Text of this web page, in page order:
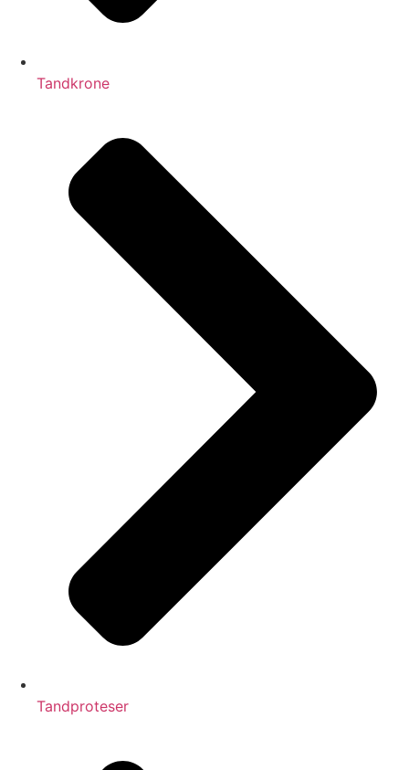
Tandkrone
Tandproteser